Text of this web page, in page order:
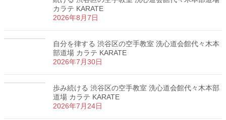
カラテ KARATE
2026年8月7日
自分を律する 渋谷区の空手教室 洗心道会館代々木本
部道場 カラテ KARATE
2026年7月30日
歩み続ける 渋谷区の空手教室 洗心道会館代々木本部
道場 カラテ KARATE
2026年7月24日